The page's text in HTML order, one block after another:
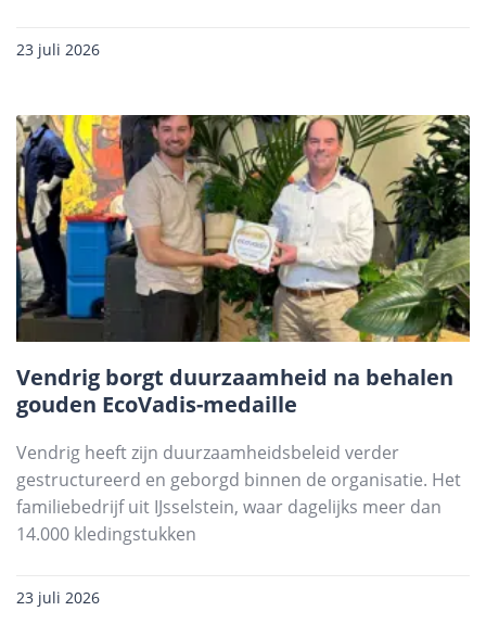
23 juli 2026
Vendrig borgt duurzaamheid na behalen
gouden EcoVadis-medaille
Vendrig heeft zijn duurzaamheidsbeleid verder
gestructureerd en geborgd binnen de organisatie. Het
familiebedrijf uit IJsselstein, waar dagelijks meer dan
14.000 kledingstukken
23 juli 2026